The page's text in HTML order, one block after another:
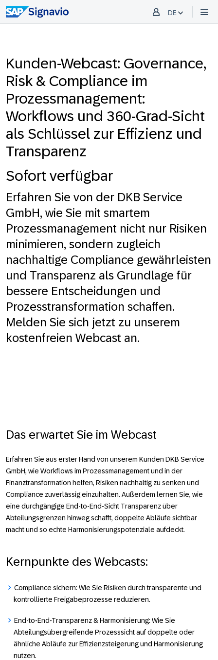
DE
Kunden-Webcast: Governance,
Risk & Compliance im
Prozessmanagement:
Workflows und 360-Grad-Sicht
als Schlüssel zur Effizienz und
Transparenz
Sofort verfügbar
Erfahren Sie von der DKB Service
GmbH, wie Sie mit smartem
Prozessmanagement nicht nur Risiken
minimieren, sondern zugleich
nachhaltige Compliance gewährleisten
und Transparenz als Grundlage für
bessere Entscheidungen und
Prozesstransformation schaffen.
Melden Sie sich jetzt zu unserem
kostenfreien Webcast an.
Das erwartet Sie im Webcast
Erfahren Sie aus erster Hand von unserem Kunden DKB Service
GmbH, wie Workflows im Prozessmanagement und in der
Finanztransformation helfen, Risiken nachhaltig zu senken und
Compliance zuverlässig einzuhalten. Außerdem lernen Sie, wie
eine durchgängige End-to-End-Sicht Transparenz über
Abteilungsgrenzen hinweg schafft, doppelte Abläufe sichtbar
macht und so echte Harmonisierungspotenziale aufdeckt.
Kernpunkte des Webcasts:
Compliance sichern: Wie Sie Risiken durch transparente und
kontrollierte Freigabeprozesse reduzieren.
End-to-End-Transparenz & Harmonisierung:Wie Sie
Abteilungsübergreifende Prozesssicht auf doppelte oder
ähnliche Abläufe zur Effizienzsteigerung und Harmonisierung
nutzen.